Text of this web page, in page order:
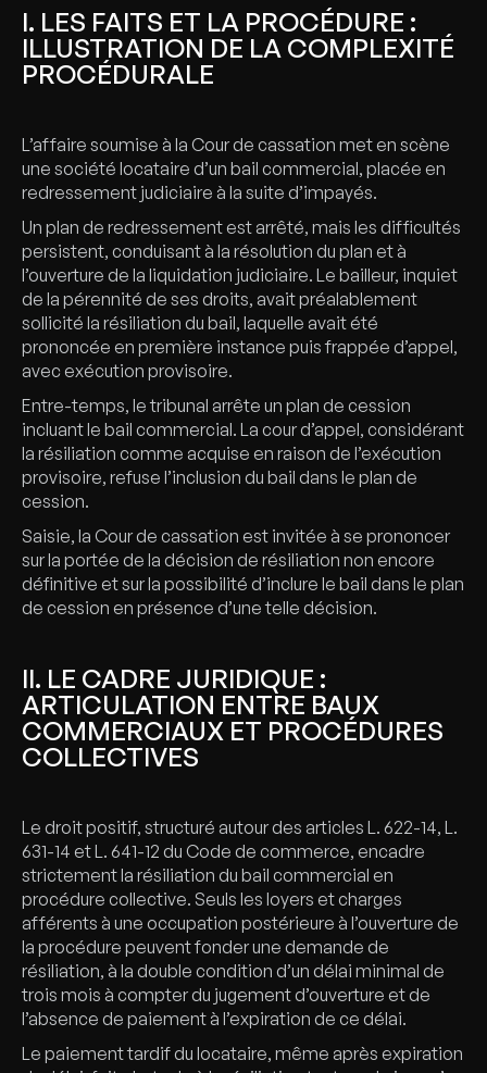
I. LES FAITS ET LA PROCÉDURE :
ILLUSTRATION DE LA COMPLEXITÉ
PROCÉDURALE
L’affaire soumise à la Cour de cassation met en scène
une société locataire d’un bail commercial, placée en
redressement judiciaire à la suite d’impayés.
Un plan de redressement est arrêté, mais les difficultés
persistent, conduisant à la résolution du plan et à
l’ouverture de la liquidation judiciaire. Le bailleur, inquiet
de la pérennité de ses droits, avait préalablement
sollicité la résiliation du bail, laquelle avait été
prononcée en première instance puis frappée d’appel,
avec exécution provisoire.
Entre-temps, le tribunal arrête un plan de cession
incluant le bail commercial. La cour d’appel, considérant
la résiliation comme acquise en raison de l’exécution
provisoire, refuse l’inclusion du bail dans le plan de
cession.
Saisie, la Cour de cassation est invitée à se prononcer
sur la portée de la décision de résiliation non encore
définitive et sur la possibilité d’inclure le bail dans le plan
de cession en présence d’une telle décision.
II. LE CADRE JURIDIQUE :
ARTICULATION ENTRE BAUX
COMMERCIAUX ET PROCÉDURES
COLLECTIVES
Le droit positif, structuré autour des articles L. 622-14, L.
631-14 et L. 641-12 du Code de commerce, encadre
strictement la résiliation du bail commercial en
procédure collective. Seuls les loyers et charges
afférents à une occupation postérieure à l’ouverture de
la procédure peuvent fonder une demande de
résiliation, à la double condition d’un délai minimal de
trois mois à compter du jugement d’ouverture et de
l’absence de paiement à l’expiration de ce délai.
Le paiement tardif du locataire, même après expiration